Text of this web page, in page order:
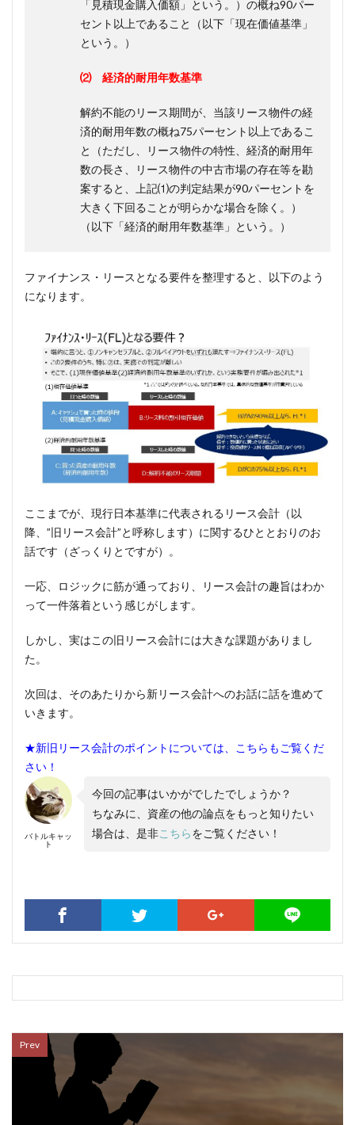
「見積現金購入価額」という。）の概ね90パー
セント以上であること（以下「現在価値基準」
という。）
⑵ 経済的耐用年数基準
解約不能のリース期間が、当該リース物件の経
済的耐用年数の概ね75パーセント以上であるこ
と（ただし、リース物件の特性、経済的耐用年
数の長さ、リース物件の中古市場の存在等を勘
案すると、上記⑴の判定結果が90パーセントを
大きく下回ることが明らかな場合を除く。）
（以下「経済的耐用年数基準」という。）
ファイナンス・リースとなる要件を整理すると、以下のよう
になります。
ここまでが、現行日本基準に代表されるリース会計（以
降、”旧リース会計”と呼称します）に関するひととおりのお
話です（ざっくりとですが）。
一応、ロジックに筋が通っており、リース会計の趣旨はわか
って一件落着という感じがします。
しかし、実はこの旧リース会計には大きな課題がありまし
た。
次回は、そのあたりから新リース会計へのお話に話を進めて
いきます。
★新旧リース会計のポイントについては、 こちら もご覧くだ
さい！
バトルキャッ
ト
今回の記事はいかがでしたでしょうか？
ちなみに、資産の他の論点をもっと知りたい
場合は、是非こちら をご覧ください！
Prev